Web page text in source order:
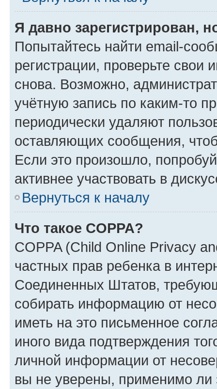
Я давно зарегистрирован,
Попытайтесь найти email-
регистрации, проверьте свои
снова. Возможно,
учётную запись по каким-то
периодически удаляют
оставляющих сообщения,
Если это произошло,
активнее участвовать в
Вернуться к началу
Что такое COPPA?
COPPA (Child Online Privacy
частных прав ребенка в
Соединенных Штатов,
собирать информацию от
иметь на это письменное
иного вида подтверждения
личной информации от
вы не уверены, применимо ли